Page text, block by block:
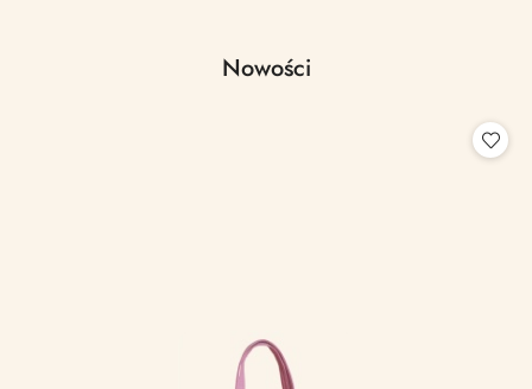
Pomiń karuzelę produktów
Produkty
Nowości